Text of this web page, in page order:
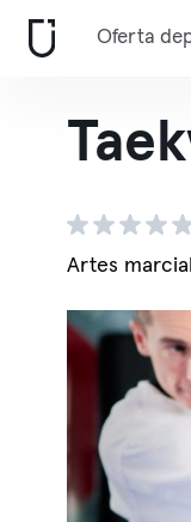
Oferta
Artes